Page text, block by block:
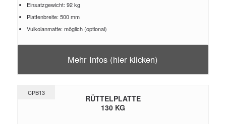
Einsatzgewicht: 92 kg
Plattenbreite: 500 mm
Vulkolanmatte: möglich (optional)
Mehr Infos (hier klicken)
CPB13
RÜTTELPLATTE
130 KG